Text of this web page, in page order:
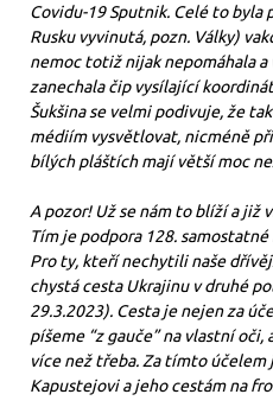
Covidu-19 Sputnik. Celé to byla
Rusku vyvinutá, pozn. Války)
nemoc totiž nijak nepomáhala
zanechala čip vysílající
Šukšina se velmi podivuje, že
médiím vysvětlovat, nicméně
bílých pláštích mají větší moc
A pozor! Už se nám to blíží a již
Tím je podpora 128.
Pro ty, kteří nechytili naše
chystá cesta Ukrajinu v druhé
29.3.2023). Cesta je nejen za
píšeme “z gauče” na vlastní
více než třeba. Za tímto účelem
Kapustejovi a jeho cestám na